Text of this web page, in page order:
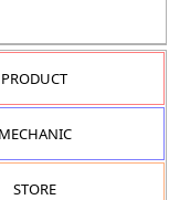
PRODUCT
MECHANIC
STORE